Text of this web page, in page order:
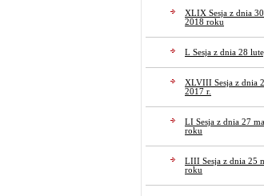
XLIX Sesja z dnia
2018 roku
L Sesja z dnia 28
XLVIII Sesja z dnia
2017 r.
LI Sesja z dnia 27
roku
LIII Sesja z dnia 25
roku